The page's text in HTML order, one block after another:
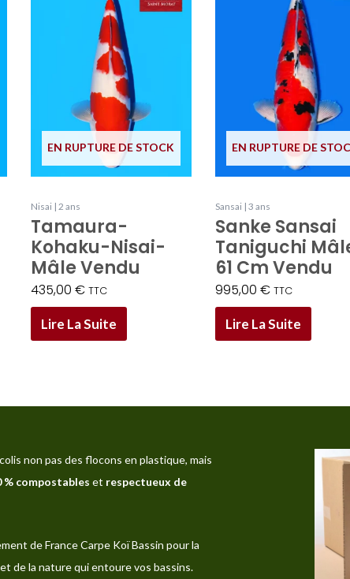
EN RUPTURE DE STOCK
Nisai | 2 ans
Tamaura-
Kohaku-Nisai-
Mâle Vendu
435,00€ TTC
Lire La Suite
EN RUPTURE DE
Sansai | 3 ans
Sanke Sansai
Taniguchi
61 Cm Vendu
995,00 € TTC
Lire La Suite
non pas des flocons en plastique, mais
% compostables et respectueux de
de France Carpe Koï Bassin pour la
de la nature qui entoure vos bassins.